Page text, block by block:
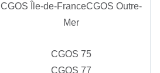
CGOS Île-de-FranceCGOS Outre-
Mer
CGOS 75
CGOS 77